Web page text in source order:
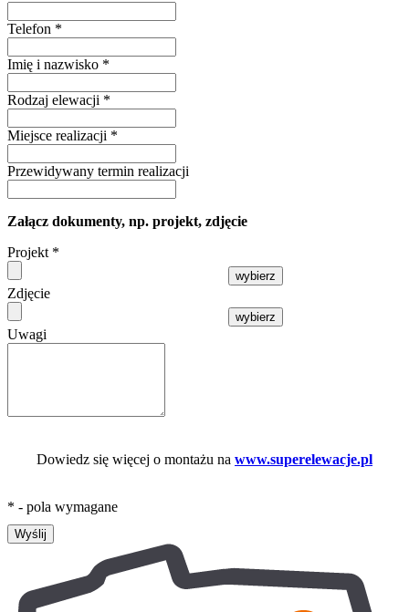
Telefon *
Imię i nazwisko *
Rodzaj elewacji *
Miejsce realizacji *
Przewidywany termin realizacji
Załącz dokumenty, np. projekt, zdjęcie
Projekt *
wybierz
Zdjęcie
wybierz
Uwagi
Dowiedz się więcej o montażu na www.superelewacje.pl
* - pola wymagane
Wyślij